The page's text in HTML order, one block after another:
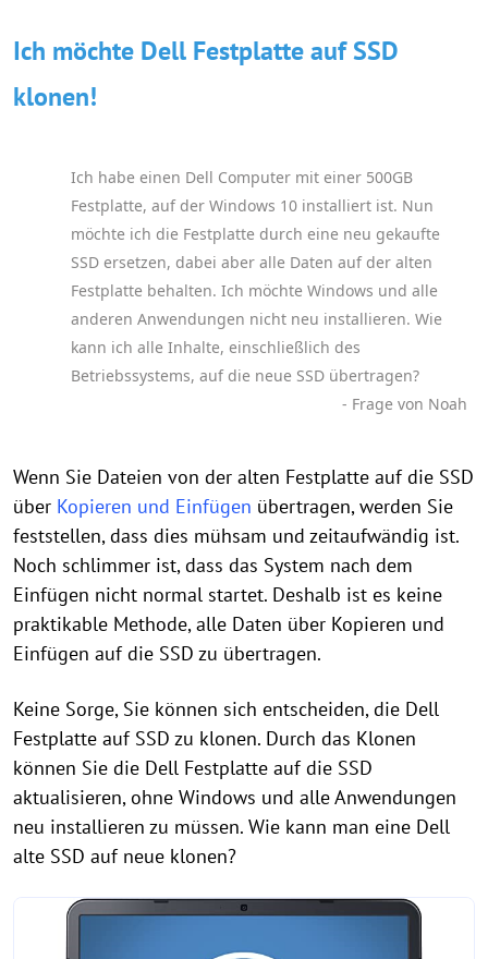
Ich möchte Dell Festplatte auf SSD
klonen!
Ich habe einen Dell Computer mit einer 500GB
Festplatte, auf der Windows 10 installiert ist. Nun
möchte ich die Festplatte durch eine neu gekaufte
SSD ersetzen, dabei aber alle Daten auf der alten
Festplatte behalten. Ich möchte Windows und alle
anderen Anwendungen nicht neu installieren. Wie
kann ich alle Inhalte, einschließlich des
Betriebssystems, auf die neue SSD übertragen?
- Frage von Noah
Wenn Sie Dateien von der alten Festplatte auf die SSD
über Kopieren und Einfügen übertragen, werden Sie
feststellen, dass dies mühsam und zeitaufwändig ist.
Noch schlimmer ist, dass das System nach dem
Einfügen nicht normal startet. Deshalb ist es keine
praktikable Methode, alle Daten über Kopieren und
Einfügen auf die SSD zu übertragen.
Keine Sorge, Sie können sich entscheiden, die Dell
Festplatte auf SSD zu klonen. Durch das Klonen
können Sie die Dell Festplatte auf die SSD
aktualisieren, ohne Windows und alle Anwendungen
neu installieren zu müssen. Wie kann man eine Dell
alte SSD auf neue klonen?